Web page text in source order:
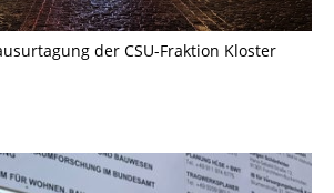
der CSU-Fraktion Kloster